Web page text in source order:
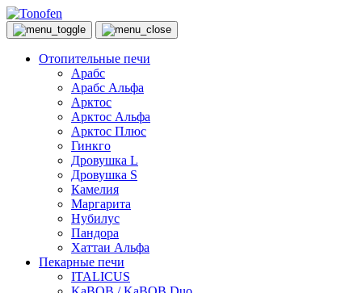
Отопительные печи
Арабс
Арабс Альфа
Арктос
Арктос Альфа
Арктос Плюс
Гинкго
Дровушка L
Дровушка S
Камелия
Маргарита
Нубилус
Пандора
Хаттаи Альфа
Пекарные печи
ITALICUS